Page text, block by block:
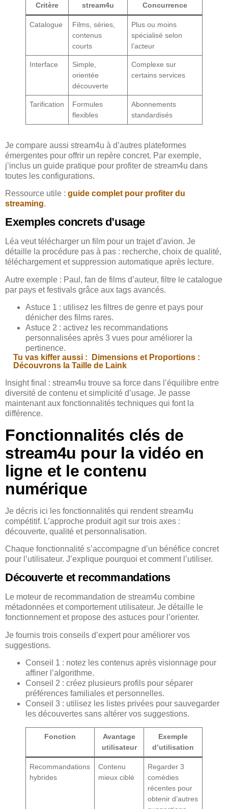
Critère stream4u Concurrence
Catalogue
Films, séries,
contenus
courts
Plus ou moins
spécialisé selon
l’acteur
Interface
Simple,
orientée
découverte
Complexe sur
certains services
Tarification
Formules
flexibles
Abonnements
standardisés
Je compare aussi stream4u à d’autres plateformes
émergentes pour offrir un repère concret. Par exemple,
j’inclus un guide pratique pour profiter de stream4u dans
toutes les configurations.
Ressource utile : guide complet pour profiter du
streaming.
Exemples concrets d’usage
Léa veut télécharger un film pour un trajet d’avion. Je
détaille la procédure pas à pas : recherche, choix de qualité,
téléchargement et suppression automatique après lecture.
Autre exemple : Paul, fan de films d’auteur, filtre le catalogue
par pays et festivals grâce aux tags avancés.
Astuce 1 : utilisez les filtres de genre et pays pour
dénicher des films rares.
Astuce 2 : activez les recommandations
personnalisées après 3 vues pour améliorer la
pertinence.
Tu vas kiffer aussi :
Dimensions et Proportions :
Découvrons la Taille de Laink
Insight final : stream4u trouve sa force dans l’équilibre entre
diversité de contenu et simplicité d’usage. Je passe
maintenant aux fonctionnalités techniques qui font la
différence.
Fonctionnalités clés de
stream4u pour la vidéo en
ligne et le contenu
numérique
Je décris ici les fonctionnalités qui rendent stream4u
compétitif. L’approche produit agit sur trois axes :
découverte, qualité et personnalisation.
Chaque fonctionnalité s’accompagne d’un bénéfice concret
pour l’utilisateur. J’explique pourquoi et comment l’utiliser.
Découverte et recommandations
Le moteur de recommandation de stream4u combine
métadonnées et comportement utilisateur. Je détaille le
fonctionnement et propose des astuces pour l’orienter.
Je fournis trois conseils d’expert pour améliorer vos
suggestions.
Conseil 1 : notez les contenus après visionnage pour
affiner l’algorithme.
Conseil 2 : créez plusieurs profils pour séparer
préférences familiales et personnelles.
Conseil 3 : utilisez les listes privées pour sauvegarder
les découvertes sans altérer vos suggestions.
Fonction
Avantage
utilisateur
Exemple
d’utilisation
Recommandations
hybrides
Contenu
mieux ciblé
Regarder 3
comédies
récentes pour
obtenir d’autres